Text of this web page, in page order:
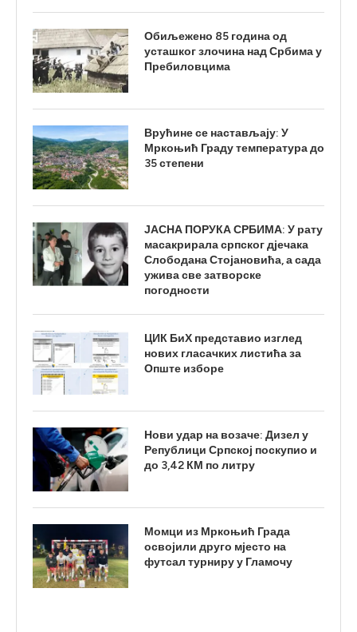
Обиљежено 85 година од
усташког злочина над Србима у
Пребиловцима
Врућине се настављају: У
Мркоњић Граду температура до
35 степени
ЈАСНА ПОРУКА СРБИМА: У рату
масакрирала српског дјечака
Слободана Стојановића, а сада
ужива све затворске
погодности
ЦИК БиХ представио изглед
нових гласачких листића за
Опште изборе
Нови удар на возаче: Дизел у
Републици Српској поскупио и
до 3,42 КМ по литру
Момци из Мркоњић Града
освојили друго мјесто на
футсал турниру у Гламочу